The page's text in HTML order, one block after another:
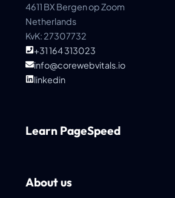
4611 BX Bergen op Zoom
Netherlands
KvK: 27307732
+31 164 313023
info@corewebvitals.io
linkedin
Learn PageSpeed
About us